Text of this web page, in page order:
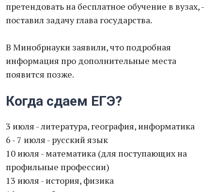
претендовать на бесплатное обучение в вузах, -
поставил задачу глава государства.
В Минобрнауки заявили, что подробная
информация про дополнительные места
появится позже.
Когда сдаем ЕГЭ?
3 июля - литература, география, информатика
6 - 7 июля - русский язык
10 июля - математика (для поступающих на
профильные профессии)
13 июля - история, физика